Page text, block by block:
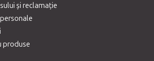
și reclamație
produse